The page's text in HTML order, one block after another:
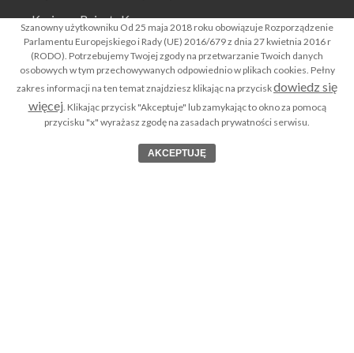
Krajowy Rejestr Karny
Co to jest Rejestr Dłużników Niewypłacalnych ?
Biura Informacji Gospodarczej BIGi
Rejestr Zastawów Skarbowych
Apostille dokumentów
Legalizacja dokumentów
Szanowny użytkowniku Od 25 maja 2018 roku obowiązuje Rozporządzenie
Parlamentu Europejskiego i Rady (UE) 2016/679 z dnia 27 kwietnia 2016 r
(RODO). Potrzebujemy Twojej zgody na przetwarzanie Twoich danych
osobowych w tym przechowywanych odpowiednio w plikach cookies. Pełny
zakres informacji na ten temat znajdziesz klikając na przyciskdowiedz się
więcej. Klikając przycisk "Akceptuje" lub zamykając to okno za pomocą
przycisku "x" wyrażasz zgodę na zasadach prywatności serwisu.
AKCEPTUJĘ